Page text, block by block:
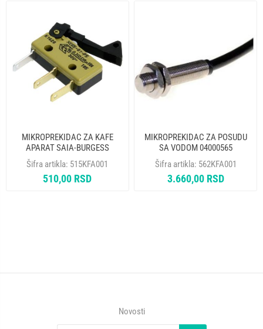
MIKROPREKIDAC ZA KAFE
APARAT SAIA-BURGESS
Šifra artikla: 515KFA001
510,00 RSD
MIKROPREKIDAC ZA POSUDU
SA VODOM 04000565
Šifra artikla: 562KFA001
3.660,00 RSD
Novosti